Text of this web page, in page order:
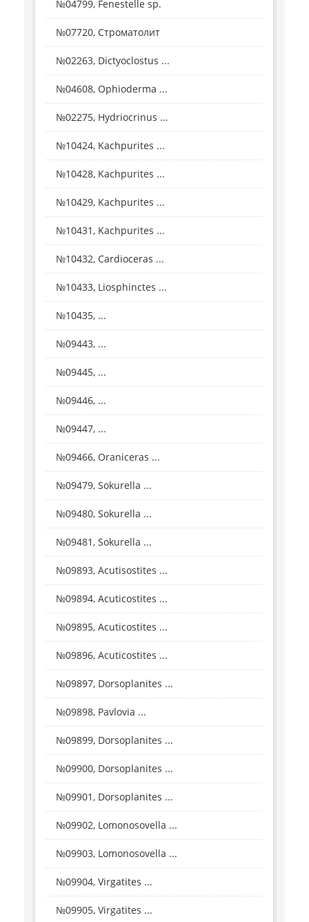
№04799, Fenestelle sp.
№07720, Строматолит
№02263, Dictyoclostus ...
№04608, Ophioderma ...
№02275, Hydriocrinus ...
№10424, Kachpurites ...
№10428, Kachpurites ...
№10429, Kachpurites ...
№10431, Kachpurites ...
№10432, Cardioceras ...
№10433, Liosphinctes ...
№10435, ...
№09443, ...
№09445, ...
№09446, ...
№09447, ...
№09466, Oraniceras ...
№09479, Sokurella ...
№09480, Sokurella ...
№09481, Sokurella ...
№09893, Acutisostites ...
№09894, Acuticostites ...
№09895, Acuticostites ...
№09896, Acuticostites ...
№09897, Dorsoplanites ...
№09898, Pavlovia ...
№09899, Dorsoplanites ...
№09900, Dorsoplanites ...
№09901, Dorsoplanites ...
№09902, Lomonosovella ...
№09903, Lomonosovella ...
№09904, Virgatites ...
№09905, Virgatites ...